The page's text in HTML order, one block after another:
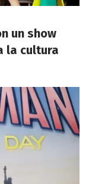
un show
la cultura